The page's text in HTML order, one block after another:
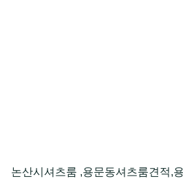
논산시셔츠룸 ,용문동셔츠룸견적,